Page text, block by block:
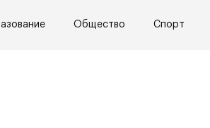
Общество Спорт